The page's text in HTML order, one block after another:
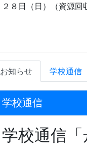
２８日（日）（資源回
お知らせ 学校通信
学校通信
学校通信